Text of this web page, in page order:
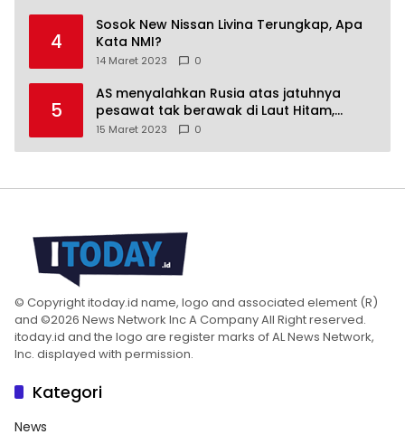
4
Sosok New Nissan Livina Terungkap, Apa
Kata NMI?
14 Maret 2023 0
5
AS menyalahkan Rusia atas jatuhnya
pesawat tak berawak di Laut Hitam,
Moskow menyangkal
15 Maret 2023 0
© Copyright itoday.id name, logo and associated element (R)
and ©2026 News Network Inc A Company All Right reserved.
itoday.id and the logo are register marks of AL News Network,
Inc. displayed with permission.
Kategori
News